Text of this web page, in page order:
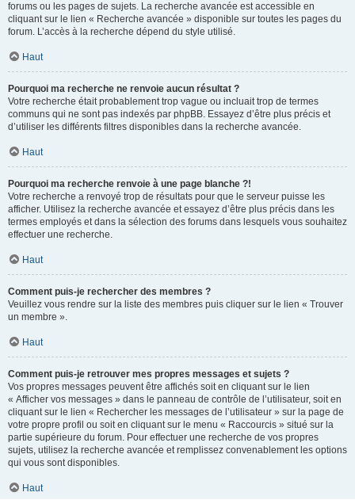
forums ou les pages de sujets. La recherche avancée est accessible en
cliquant sur le lien « Recherche avancée » disponible sur toutes les pages du
forum. L’accès à la recherche dépend du style utilisé.
Haut
Pourquoi ma recherche ne renvoie aucun résultat ?
Votre recherche était probablement trop vague ou incluait trop de termes
communs qui ne sont pas indexés par phpBB. Essayez d’être plus précis et
d’utiliser les différents filtres disponibles dans la recherche avancée.
Haut
Pourquoi ma recherche renvoie à une page blanche ?!
Votre recherche a renvoyé trop de résultats pour que le serveur puisse les
afficher. Utilisez la recherche avancée et essayez d’être plus précis dans les
termes employés et dans la sélection des forums dans lesquels vous souhaitez
effectuer une recherche.
Haut
Comment puis-je rechercher des membres ?
Veuillez vous rendre sur la liste des membres puis cliquer sur le lien « Trouver
un membre ».
Haut
Comment puis-je retrouver mes propres messages et sujets ?
Vos propres messages peuvent être affichés soit en cliquant sur le lien
« Afficher vos messages » dans le panneau de contrôle de l’utilisateur, soit en
cliquant sur le lien « Rechercher les messages de l’utilisateur » sur la page de
votre propre profil ou soit en cliquant sur le menu « Raccourcis » situé sur la
partie supérieure du forum. Pour effectuer une recherche de vos propres
sujets, utilisez la recherche avancée et remplissez convenablement les options
qui vous sont disponibles.
Haut